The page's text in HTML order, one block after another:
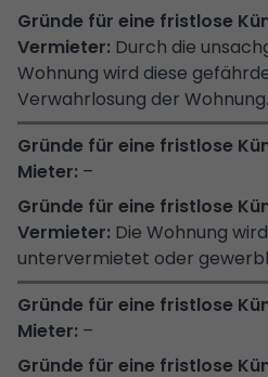
Durch die
Wohnung wird diese
Verwahrlosung der Wohnung.
–
Die Wohnung
untervermietet oder
–